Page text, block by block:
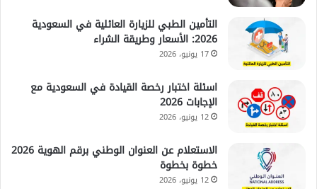
التأمين الطبي للزيارة العائلية في السعودية
2026: الأسعار وطريقة الشراء
17 يونيو، 2026
اسئلة اختبار رخصة القيادة في السعودية مع
الإجابات 2026
12 يونيو، 2026
الاستعلام عن العنوان الوطني برقم الهوية 2026
خطوة بخطوة
12 يونيو، 2026